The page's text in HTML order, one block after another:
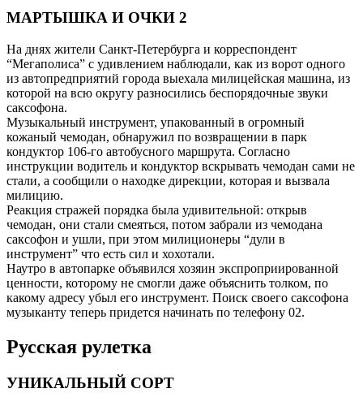
МАРТЫШКА И ОЧКИ 2
На днях жители Санкт-Петербурга и корреспондент
“Мегаполиса” с удивлением наблюдали, как из ворот одного
из автопредприятий города выехала милицейская машина, из
которой на всю округу разносились беспорядочные звуки
саксофона.
Музыкальный инструмент, упакованный в огромный
кожаный чемодан, обнаружил по возвращении в парк
кондуктор 106-го автобусного маршрута. Согласно
инструкции водитель и кондуктор вскрывать чемодан сами не
стали, а сообщили о находке дирекции, которая и вызвала
милицию.
Реакция стражей порядка была удивительной: открыв
чемодан, они стали смеяться, потом забрали из чемодана
саксофон и ушли, при этом милиционеры “дули в
инструмент” что есть сил и хохотали.
Наутро в автопарке объявился хозяин экспроприированной
ценности, которому не смогли даже объяснить толком, по
какому адресу убыл его инструмент. Поиск своего саксофона
музыканту теперь придется начинать по телефону 02.
Русская рулетка
УНИКАЛЬНЫЙ СОРТ